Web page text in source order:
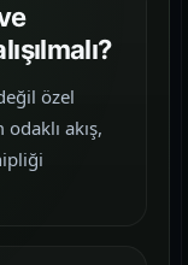
özel
akış,